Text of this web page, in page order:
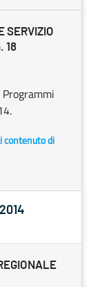
SERVIZIO
18
contenuto di